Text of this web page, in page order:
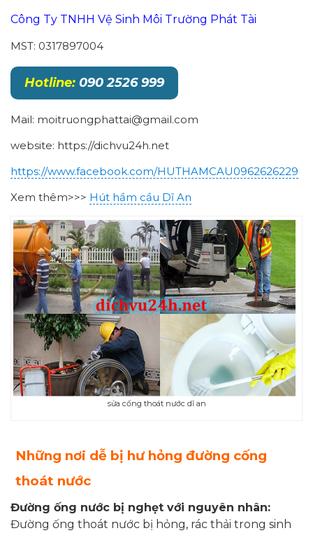
Công Ty TNHH Vệ Sinh Môi Trường Phát Tài
MST: 0317897004
Hotline: 090 2526 999
Mail: moitruongphattai@gmail.com
website: https://dichvu24h.net
https://www.facebook.com/HUTHAMCAU0962626229
Xem thêm>>> Hút hầm cầu Dĩ An
sửa cống thoát nước dĩ an
Những nơi dễ bị hư hỏng đường cống
thoát nước
Đường ống nước bị nghẹt với nguyên nhân:
Đường ống thoát nước bị hỏng, rác thải trong sinh